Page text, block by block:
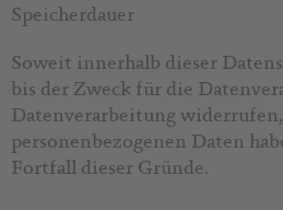
Speicherdauer
Soweit innerhalb dieser
bis der Zweck für die
Datenverarbeitung
personenbezogenen Daten
Fortfall dieser Gründe.